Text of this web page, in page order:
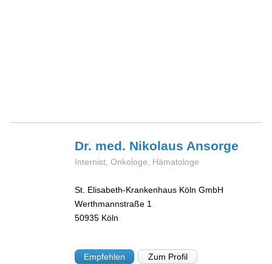
Dr. med. Nikolaus Ansorge
Internist, Onkologe, Hämatologe
St. Elisabeth-Krankenhaus Köln GmbH
Werthmannstraße 1
50935 Köln
Empfehlen Zum Profil